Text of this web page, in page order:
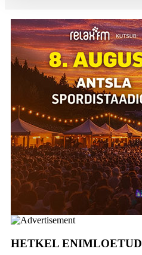
HETKEL ENIMLOETUD